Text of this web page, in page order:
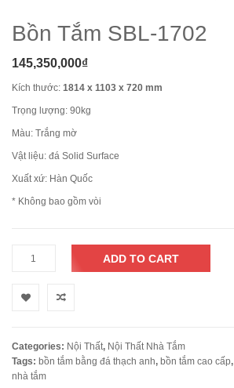
Bồn Tắm SBL-1702
145,350,000₫
Kích thước: 1814 x 1103 x 720 mm
Trọng lượng: 90kg
Màu: Trắng mờ
Vật liệu: đá Solid Surface
Xuất xứ: Hàn Quốc
* Không bao gồm vòi
ADD TO CART
Categories: Nội Thất, Nội Thất Nhà Tắm
Tags: bồn tắm bằng đá thạch anh, bồn tắm cao cấp,
nhà tắm